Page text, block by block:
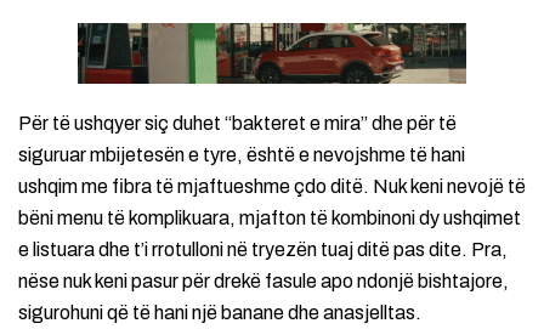
Për të ushqyer siç duhet “bakteret e mira” dhe për të
siguruar mbijetesën e tyre, është e nevojshme të hani
ushqim me fibra të mjaftueshme çdo ditë. Nuk keni nevojë të
bëni menu të komplikuara, mjafton të kombinoni dy ushqimet
e listuara dhe t’i rrotulloni në tryezën tuaj ditë pas dite. Pra,
nëse nuk keni pasur për drekë fasule apo ndonjë bishtajore,
sigurohuni që të hani një banane dhe anasjelltas.